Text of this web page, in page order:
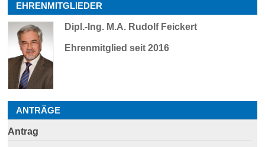
EHRENMITGLIEDER
Dipl.-Ing. M.A. Rudolf Feickert
Ehrenmitglied seit 2016
ANTRÄGE
Antrag